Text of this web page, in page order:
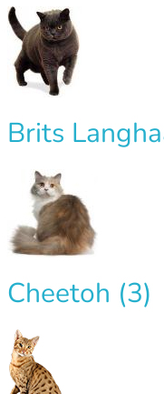
Brits
Cheetoh (3)